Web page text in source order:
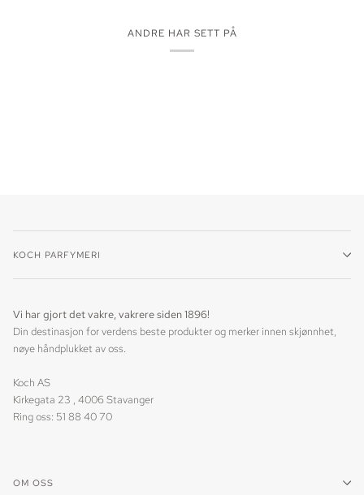
ANDRE HAR SETT PÅ
KOCH PARFYMERI
Vi har gjort det vakre, vakrere siden 1896!
Din destinasjon for verdens beste produkter og merker innen skjønnhet,
nøye håndplukket av oss.
Koch AS
Kirkegata 23 , 4006 Stavanger
Ring oss: 51 88 40 70
OM OSS